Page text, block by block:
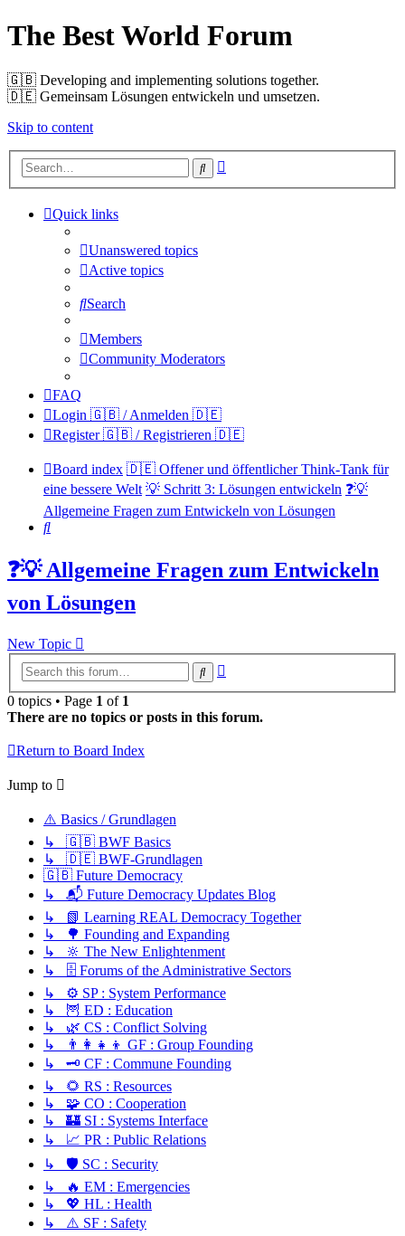
The Best World Forum
🇬🇧️ Developing and implementing solutions together.
🇩🇪️ Gemeinsam Lösungen entwickeln und umsetzen.
Skip to content
Search
Quick links
Unanswered topics
Active topics
Search
Members
Community Moderators
FAQ
Login 🇬🇧 / Anmelden 🇩🇪
Register 🇬🇧 / Registrieren 🇩🇪
Board index 🇩🇪 Offener und öffentlicher Think-Tank für
eine bessere Welt 💡 Schritt 3: Lösungen entwickeln ❓💡
Allgemeine Fragen zum Entwickeln von Lösungen
Search
❓💡 Allgemeine Fragen zum Entwickeln
von Lösungen
New Topic
Search
0 topics • Page 1 of 1
There are no topics or posts in this forum.
Return to Board Index
Jump to
⚠️ Basics / Grundlagen
↳ 🇬🇧 BWF Basics
↳ 🇩🇪 BWF-Grundlagen
🇬🇧 Future Democracy
↳ 📬 Future Democracy Updates Blog
↳ 📗 Learning REAL Democracy Together
↳ 🌳 Founding and Expanding
↳ 🔆 The New Enlightenment
↳ 🗄️ Forums of the Administrative Sectors
↳ ⚙️ SP : System Performance
↳ 🦉 ED : Education
↳ 🌿 CS : Conflict Solving
↳ 👨‍👩‍👧‍👦 GF : Group Founding
↳ 🗝️ CF : Commune Founding
↳ 🌻 RS : Resources
↳ 🧩 CO : Cooperation
↳ 🏰 SI : Systems Interface
↳ 📈 PR : Public Relations
↳ 🛡️ SC : Security
↳ 🔥 EM : Emergencies
↳ 💖 HL : Health
↳ ⚠️ SF : Safety